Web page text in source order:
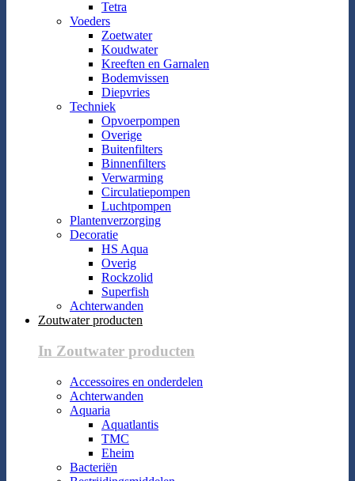
Tetra
Voeders
Zoetwater
Koudwater
Kreeften en Garnalen
Bodemvissen
Diepvries
Techniek
Opvoerpompen
Overige
Buitenfilters
Binnenfilters
Verwarming
Circulatiepompen
Luchtpompen
Plantenverzorging
Decoratie
HS Aqua
Overig
Rockzolid
Superfish
Achterwanden
Zoutwater producten
In Zoutwater producten
Accessoires en onderdelen
Achterwanden
Aquaria
Aquatlantis
TMC
Eheim
Bacteriën